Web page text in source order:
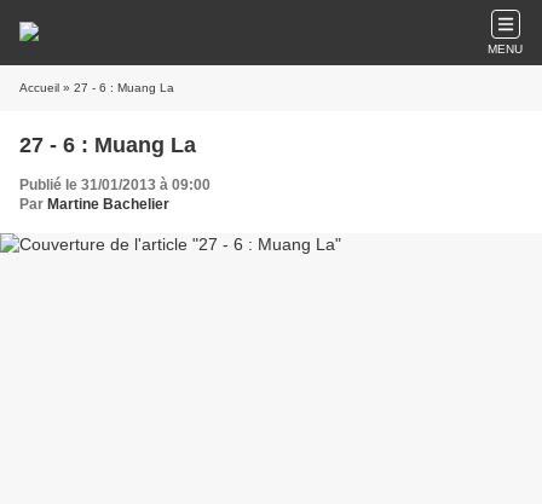
MENU
Accueil » 27 - 6 : Muang La
27 - 6 : Muang La
Publié le 31/01/2013 à 09:00
Par Martine Bachelier